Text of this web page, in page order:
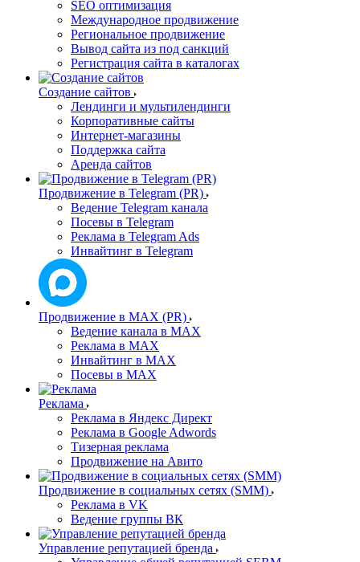
SEO оптимизация
Международное продвижение
Региональное продвижение
Вывод сайта из под санкций
Регистрация сайта в каталогах
Создание сайтов
Лендинги и мультилендинги
Корпоративные сайты
Интернет-магазины
Поддержка сайта
Аренда сайтов
Продвижение в Telegram (PR)
Ведение Telegram канала
Посевы в Telegram
Реклама в Telegram Ads
Инвайтинг в Telegram
Продвижение в MAX (PR)
Ведение канала в MAX
Реклама в MAX
Инвайтинг в MAX
Посевы в MAX
Реклама
Реклама в Яндекс Директ
Реклама в Google Adwords
Тизерная реклама
Продвижение на Авито
Продвижение в социальных сетях (SMM)
Реклама в VK
Ведение группы ВК
Управление репутацией бренда